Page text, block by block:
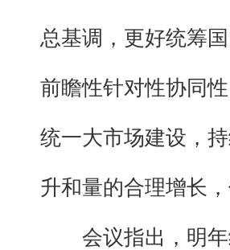
总基调，更好统筹
前瞻性针对性协同
统一大市场建设，
升和量的合理增长
会议指出，明